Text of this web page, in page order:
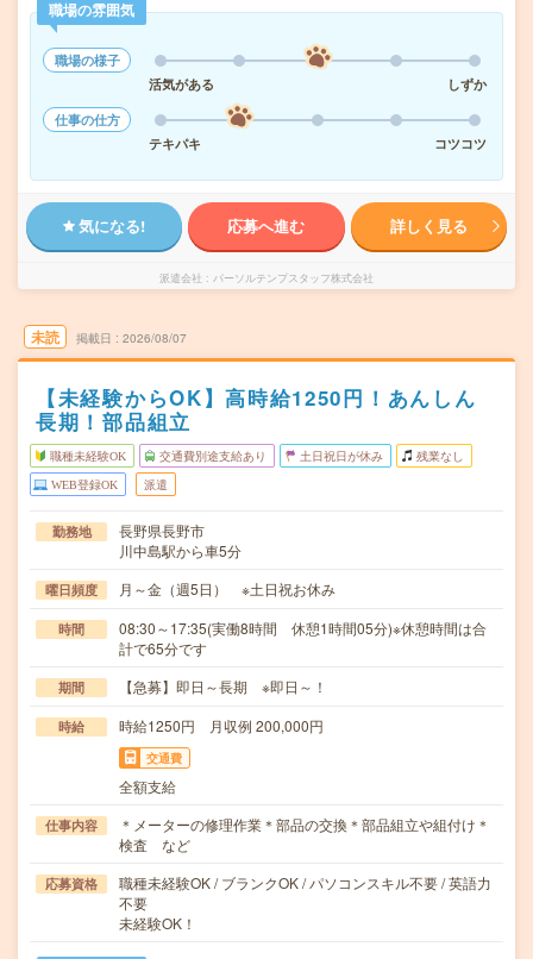
職場の雰囲気
職場の様子
活気がある
しずか
仕事の仕方
テキパキ
コツコツ
気になる! 応募へ進む 詳しく見る
派遣会社 パーソルテンプスタッフ株式会社
未読 掲載日 2026/08/07
【未経験からOK】高時給1250円！あんしん
長期！部品組立
職種未経験OK 交通費別途支給あり 土日祝日が休み 残業なし
WEB登録OK 派遣
勤務地
長野県長野市
川中島駅から車5分
曜日頻度 月～金（週5日） ※土日祝お休み
時間
08:30～17:35(実働8時間 休憩1時間05分)※休憩時間は合
計で65分です
期間 【急募】即日～長期 ※即日～！
時給 時給1250円 月収例 200,000円
交通費
全額支給
仕事内容
＊メーターの修理作業＊部品の交換＊部品組立や組付け＊
検査 など
応募資格
職種未経験OK / ブランクOK / パソコンスキル不要 / 英語力
不要
未経験OK！